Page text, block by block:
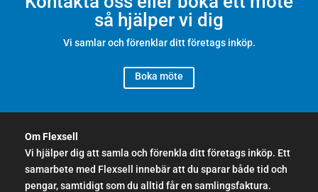
så hjälper vi dig
Vi samlar och förenklar ditt företags inköp.
Boka möte
Om Flexsell
Vi hjälper dig att samla och förenkla ditt företags inköp. Ett
samarbete med Flexsell innebär att du sparar både tid och
pengar, samtidigt som du alltid får en samlingsfaktura.